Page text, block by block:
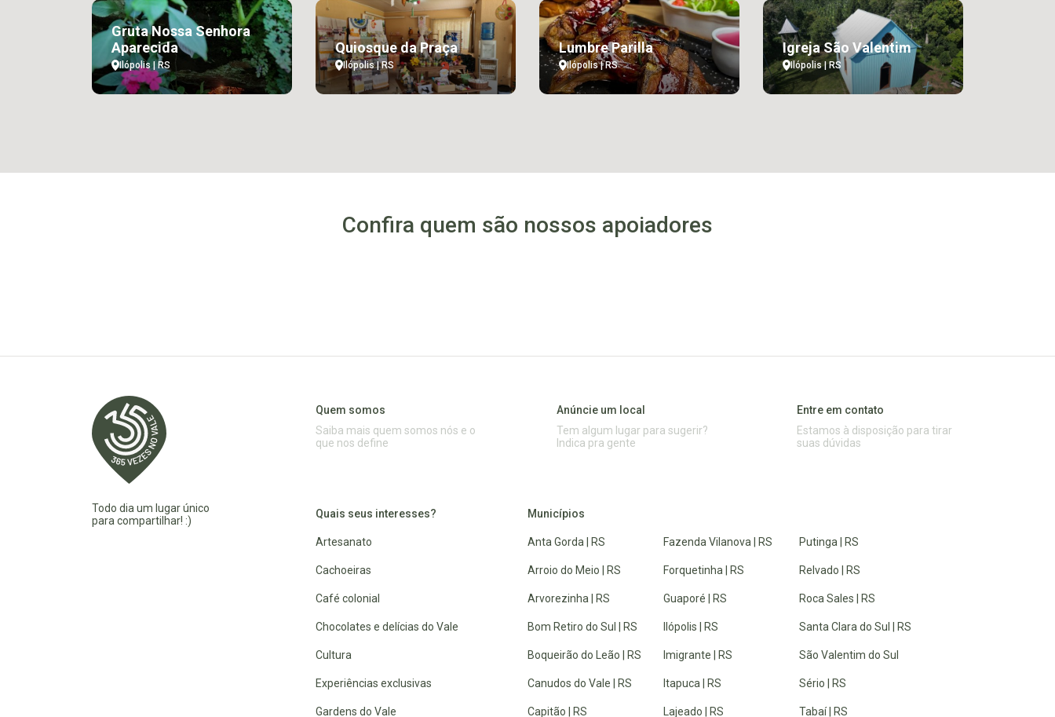
Gruta Nossa Senhora
Aparecida
Ilópolis | RS
Quiosque da Praça
Ilópolis | RS
Lumbre Parilla
Ilópolis | RS
Igreja São Valentim
Ilópolis | RS
Confira quem são nossos apoiadores
Todo dia um lugar único
para compartilhar! :)
Quem somos
Saiba mais quem somos nós e o
que nos define
Anúncie um local
Tem algum lugar para sugerir?
Indica pra gente
Entre em contato
Estamos à disposição para tirar
suas dúvidas
Quais seus interesses?
Artesanato
Cachoeiras
Café colonial
Chocolates e delícias do Vale
Cultura
Experiências exclusivas
Gardens do Vale
Municípios
Anta Gorda | RS
Arroio do Meio | RS
Arvorezinha | RS
Bom Retiro do Sul | RS
Boqueirão do Leão | RS
Canudos do Vale | RS
Capitão | RS
Fazenda Vilanova | RS
Forquetinha | RS
Guaporé | RS
Ilópolis | RS
Imigrante | RS
Itapuca | RS
Lajeado | RS
Putinga | RS
Relvado | RS
Roca Sales | RS
Santa Clara do Sul | RS
São Valentim do Sul
Sério | RS
Tabaí | RS